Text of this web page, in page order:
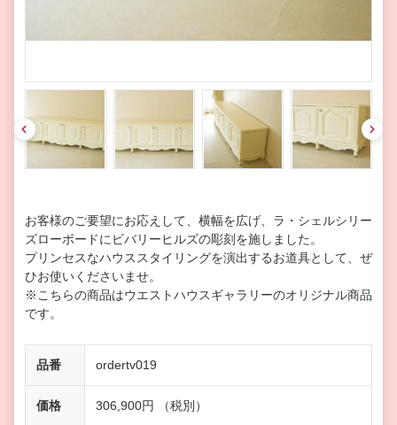
pre
v
nex
t
お客様のご要望にお応えして、横幅を広げ、ラ・シェルシリー
ズローボードにビバリーヒルズの彫刻を施しました。
プリンセスなハウススタイリングを演出するお道具として、ぜ
ひお使いくださいませ。
※こちらの商品はウエストハウスギャラリーのオリジナル商品
です。
品番 ordertv019
価格 306,900円 （税別）